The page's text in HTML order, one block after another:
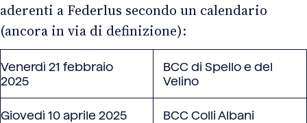
aderenti a Federlus secondo un calendario
(ancora in via di definizione):
Venerdì 21 febbraio
2025
BCC di Spello e del
Velino
Giovedì 10 aprile 2025 BCC Colli Albani